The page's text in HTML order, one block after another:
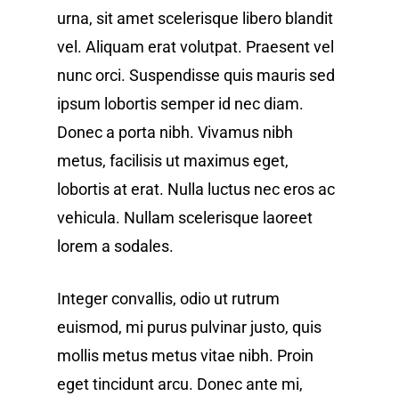
urna, sit amet scelerisque libero blandit
vel. Aliquam erat volutpat. Praesent vel
nunc orci. Suspendisse quis mauris sed
ipsum lobortis semper id nec diam.
Donec a porta nibh. Vivamus nibh
metus, facilisis ut maximus eget,
lobortis at erat. Nulla luctus nec eros ac
vehicula. Nullam scelerisque laoreet
lorem a sodales.
Integer convallis, odio ut rutrum
euismod, mi purus pulvinar justo, quis
mollis metus metus vitae nibh. Proin
eget tincidunt arcu. Donec ante mi,